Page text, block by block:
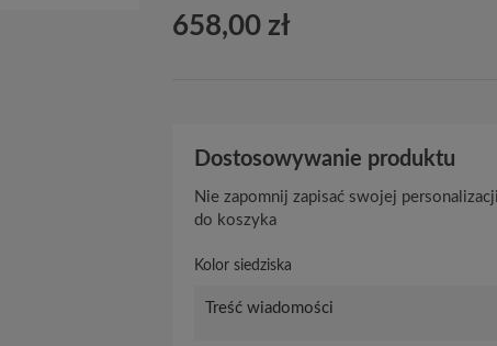
658,00 zł
Dostosowywanie produktu
Nie zapomnij zapisać swojej
do koszyka
Kolor siedziska